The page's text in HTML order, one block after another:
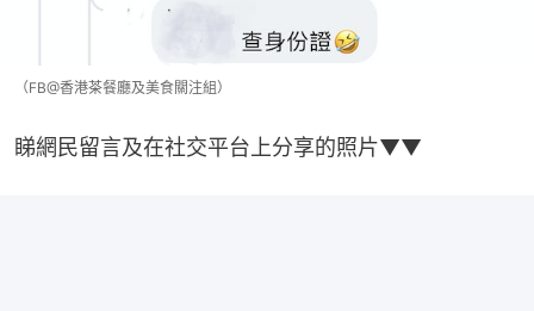
（FB@香港茶餐廳及美食關注組）
睇網民留言及在社交平台上分享的照片▼▼